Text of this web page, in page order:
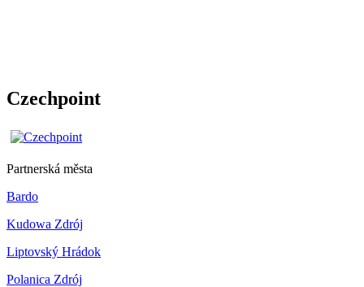
Czechpoint
Partnerská města
Bardo
Kudowa Zdrój
Liptovský Hrádok
Polanica Zdrój